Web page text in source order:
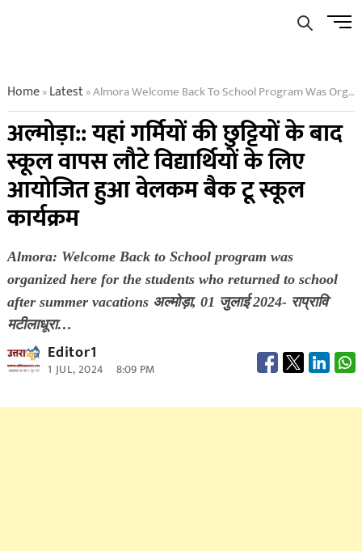
Menu
Home»Latest»Almora Welcome Back To School Program Was Organized Here For The Students Who Returned To School After Summer Vacations
अल्मोड़ा:: यहां गर्मियों की छुट्टियों के बाद
स्कूल वापस लौटे विद्यार्थियों के लिए
आयोजित हुआ वेलकम बैक टू स्कूल
कार्यक्रम
Almora: Welcome Back to School program was
organized here for the students who returned to school
after summer vacations अल्मोड़ा, 01 जुलाई 2024- राप्रावि
मटीलाधूरा…
Editor1
1 JUL, 2024 8:09 PM